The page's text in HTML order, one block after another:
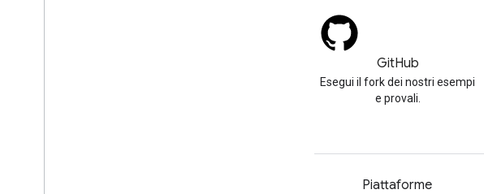
GitHub
Esegui il fork dei nostri esempi
e provali.
Piattaforme